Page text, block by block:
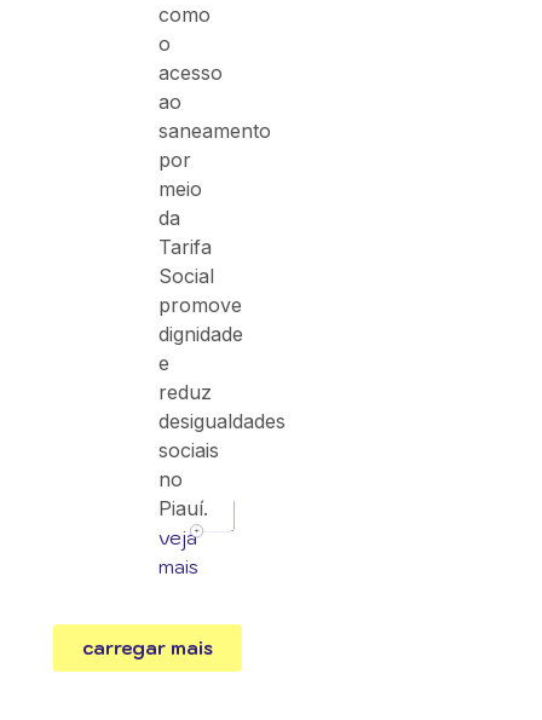
como
o
acesso
ao
saneamento
por
meio
da
Tarifa
Social
promove
dignidade
e
reduz
desigualdades
sociais
no
Piauí.
veja
mais
carregar mais